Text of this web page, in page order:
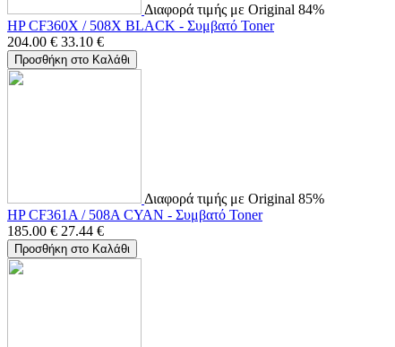
Διαφορά τιμής με Original 84%
HP CF360X / 508X BLACK - Συμβατό Toner
204.00 € 33.10 €
Προσθήκη στο Καλάθι
Διαφορά τιμής με Original 85%
HP CF361A / 508A CYAN - Συμβατό Toner
185.00 € 27.44 €
Προσθήκη στο Καλάθι